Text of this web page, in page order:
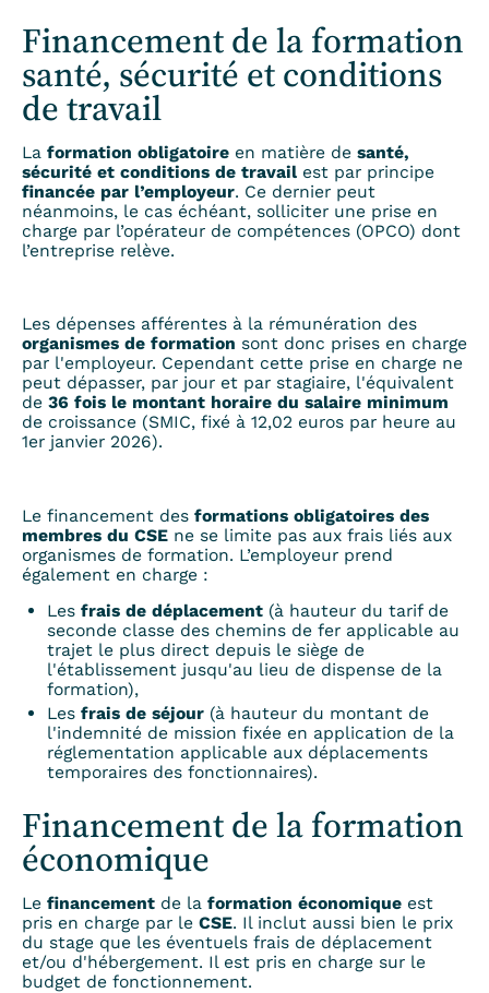
Financement de la formation
santé, sécurité et conditions
de travail
La formation obligatoireen matière desanté,
sécurité et conditions de travail est par principe
financée par l’employeur. Ce dernier peut
néanmoins, le cas échéant, solliciter une prise en
charge par l’opérateur de compétences (OPCO) dont
l’entreprise relève.
Les dépenses afférentes à la rémunération des
organismes de formation sont donc prises en charge
par l'employeur. Cependant cette prise en charge ne
peut dépasser, par jour et par stagiaire, l'équivalent
de 36 fois le montant horaire du salaire minimum
de croissance (SMIC, fixé à 12,02 euros par heure au
1er janvier 2026).
Le financement des formations obligatoires des
membres du CSEne se limite pas aux frais liés aux
organismes de formation. L’employeur prend
également en charge :
Lesfrais de déplacement (à hauteur du tarif de
seconde classe des chemins de fer applicable au
trajet le plus direct depuis le siège de
l'établissement jusqu'au lieu de dispense de la
formation),
Lesfrais de séjour (à hauteur du montant de
l'indemnité de mission fixée en application de la
réglementation applicable aux déplacements
temporaires des fonctionnaires).
Financement de la formation
économique
Le financement de la formation économiqueest
pris en charge par le CSE. Il inclut aussi bien le prix
du stage que les éventuels frais de déplacement
et/ou d'hébergement. Il est pris en charge sur le
budget de fonctionnement.